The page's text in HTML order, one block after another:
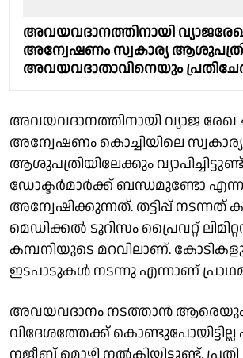
അവയവദാനത്തിനായി
അന്വേഷണം സ്വകാര്യ
അവയവദാതാവിനെയും
അവയവദാനത്തിനായി വ്യാജ രേഖ
അന്വേഷണം കൊച്ചിയിലെ സ്വകാര്യ
ആശുപത്രിയിലേക്കും
ഡോക്ടര്‍മാര്‍ക്ക് ബന്ധമുണ്ടോ
അന്വേഷിക്കുന്നത്. തട്ടിപ്പ് നടന്നത്
മെഡിക്കല്‍ ടൂറിസം പ്രൈവറ്റ്
കമ്പനിയുടെ മറവിലാണ്.
ഇടപാടുകൾ നടന്നു എന്നാണ്
അവയവദാനം നടത്താൻ
വിദേശത്തേക്ക് കൊണ്ടുപോയിട്ടില്ല